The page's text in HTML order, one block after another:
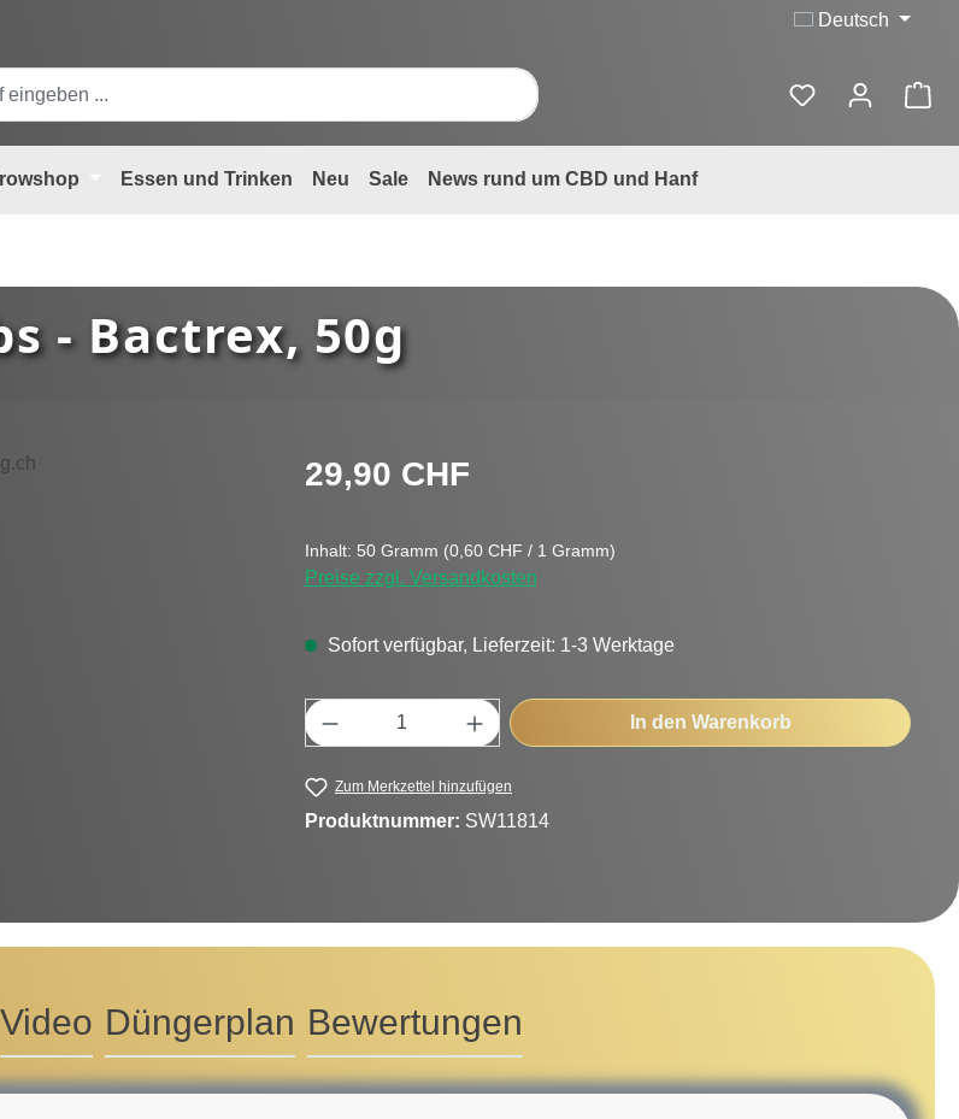
Deutsch
Essen und Trinken Neu Sale News rund um CBD und Hanf
- Bactrex, 50g
Regulärer Preis:
29,90 CHF
Inhalt: 50 Gramm (0,60 CHF / 1 Gramm)
Preise zzgl. Versandkosten
Sofort verfügbar, Lieferzeit: 1-3 Werktage
Produkt Anzahl: Gib den gewünschten Wert ein
In den Warenkorb
Zum Merkzettel hinzufügen
Produktnummer: SW11814
Video Düngerplan Bewertungen